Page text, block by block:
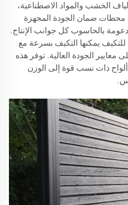
الخشب والمواد الاصطناعية،
محطات ضمان الجودة المجهزة
بالحاسوب كل جوانب الإنتاج.
يمكنها التكيف بسرعة مع
الجودة العالية. توفر هذه
ألواح ذات نسب قوة إلى الوزن